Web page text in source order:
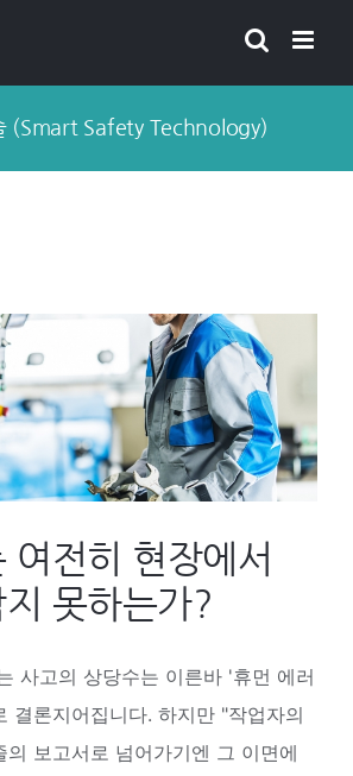
(Smart Safety Technology)
여전히 현장에서
못하는가?
사고의 상당수는 이른바 '휴먼 에러
결론지어집니다. 하지만 "작업자의
의 보고서로 넘어가기엔 그 이면에